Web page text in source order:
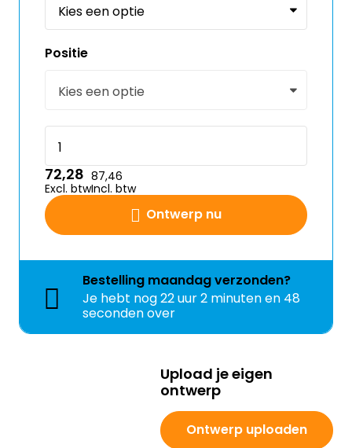
Positie
Ontwerp nu
72,28
Excl. btw
87,46
Incl. btw
Bestelling maandagverzonden?
Je hebt nog22 uur 2 minuten en 47
seconden over
Upload je eigen
ontwerp
Ontwerp uploaden